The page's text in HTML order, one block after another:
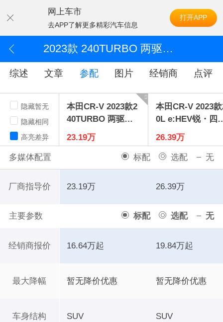
网上车市
去APP了解更多精彩汽车信息
打开APP
2023款 240TURBO 两驱臻享版 7座
综述 文章 参配 图片 经销商 点评
隐藏暂无
隐藏相同
高亮差异
本田CR-V 2023款2
40TURBO 两驱臻
享版7座
23.19万
本田CR-V 2023
0L e:HEV锐・四
智尊版
26.39万
多媒体配置 标配 选配 无
厂商指导价
主要参数 标配 选配 无
经销商报价
最大降幅
车身结构
23.19万 26.39万
16.64万起 19.84万起
暂无降价优惠 暂无降价优惠
SUV SUV